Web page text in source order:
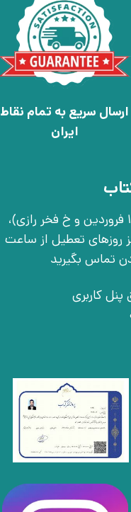
ارسال سریع به تمام نقاط
ایران
تهران، خ انقلاب، خ 12 فروردین، خ روانمهر شرقی(بین خ 12 فروردین و خ فخر رازی)،
به جز روزهای تعطیل از ساعت
پنل کاربری